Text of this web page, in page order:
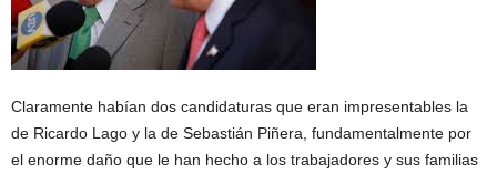
Claramente habían dos candidaturas que eran impresentables la
de Ricardo Lago y la de Sebastián Piñera, fundamentalmente por
el enorme daño que le han hecho a los trabajadores y sus familias